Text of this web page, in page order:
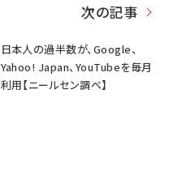
次の記事
日本人の過半数が、Google、
Yahoo! Japan、YouTubeを毎月
利用【ニールセン調べ】